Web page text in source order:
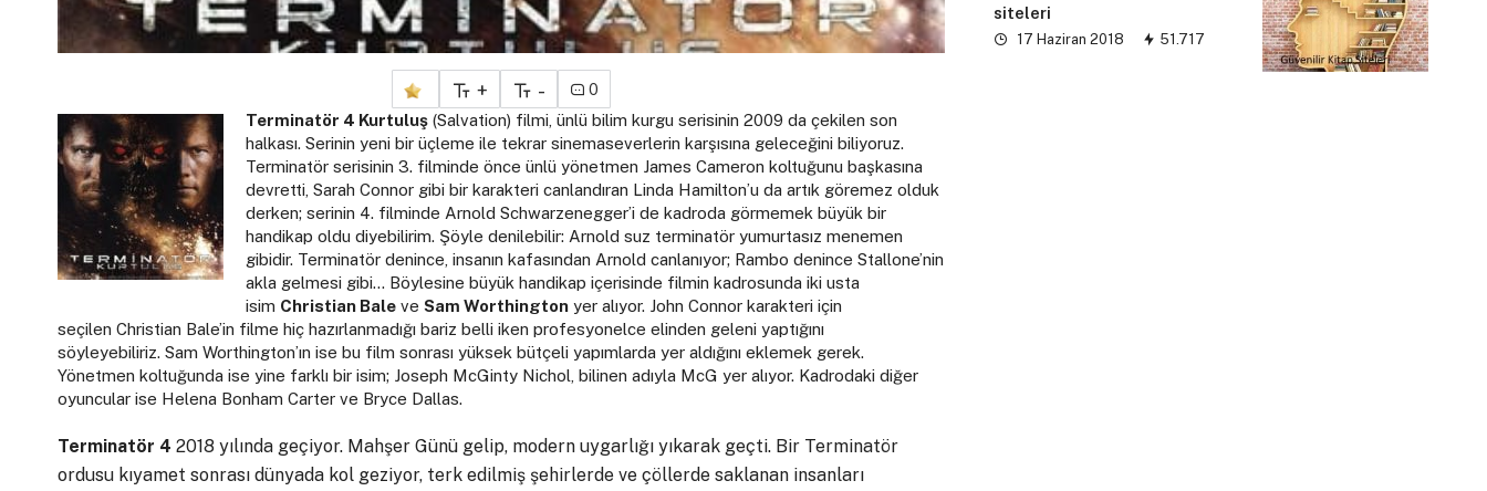
+ - 0
Terminatör 4 Kurtuluş (Salvation) filmi, ünlü bilim kurgu serisinin 2009 da çekilen son
halkası. Serinin yeni bir üçleme ile tekrar sinemaseverlerin karşısına geleceğini biliyoruz.
Terminatör serisinin 3. filminde önce ünlü yönetmen James Cameron koltuğunu başkasına
devretti, Sarah Connor gibi bir karakteri canlandıran Linda Hamilton’u da artık göremez olduk
derken; serinin 4. filminde Arnold Schwarzenegger’i de kadroda görmemek büyük bir
handikap oldu diyebilirim. Şöyle denilebilir: Arnold suz terminatör yumurtasız menemen
gibidir. Terminatör denince, insanın kafasından Arnold canlanıyor; Rambo denince Stallone’nin
akla gelmesi gibi… Böylesine büyük handikap içerisinde filmin kadrosunda iki usta
isim Christian Bale ve Sam Worthington yer alıyor. John Connor karakteri için
seçilen Christian Bale’in filme hiç hazırlanmadığı bariz belli iken profesyonelce elinden geleni yaptığını
söyleyebiliriz. Sam Worthington’ın ise bu film sonrası yüksek bütçeli yapımlarda yer aldığını eklemek gerek.
Yönetmen koltuğunda ise yine farklı bir isim; Joseph McGinty Nichol, bilinen adıyla McG yer alıyor. Kadrodaki diğer
oyuncular ise Helena Bonham Carter ve Bryce Dallas.
Terminatör 4 2018 yılında geçiyor. Mahşer Günü gelip, modern uygarlığı yıkarak geçti. Bir Terminatör
ordusu kıyamet sonrası dünyada kol geziyor, terk edilmiş şehirlerde ve çöllerde saklanan insanları
siteleri
17 Haziran 2018 51.717